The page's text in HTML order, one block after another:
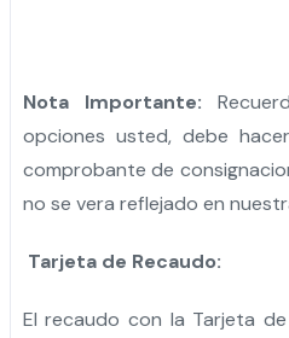
Nota Importante:
opciones usted, debe
comprobante de
no se vera reflejado en
Tarjeta de Recaudo:
El recaudo con la Tarjeta